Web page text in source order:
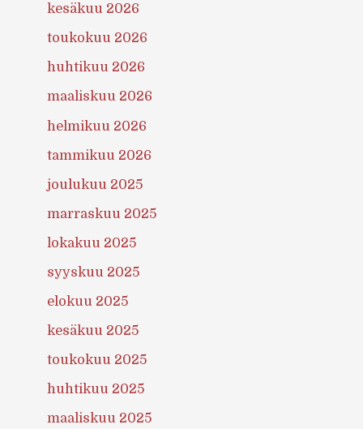
kesäkuu 2026
toukokuu 2026
huhtikuu 2026
maaliskuu 2026
helmikuu 2026
tammikuu 2026
joulukuu 2025
marraskuu 2025
lokakuu 2025
syyskuu 2025
elokuu 2025
kesäkuu 2025
toukokuu 2025
huhtikuu 2025
maaliskuu 2025